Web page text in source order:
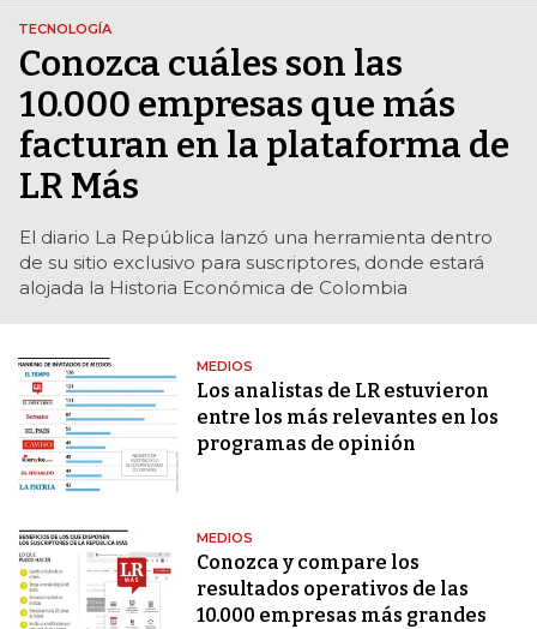
TECNOLOGÍA
Conozca cuáles son las
10.000 empresas que más
facturan en la plataforma de
LR Más
El diario La República lanzó una herramienta dentro
de su sitio exclusivo para suscriptores, donde estará
alojada la Historia Económica de Colombia
MEDIOS
Los analistas de LR estuvieron
entre los más relevantes en los
programas de opinión
MEDIOS
Conozca y compare los
resultados operativos de las
10.000 empresas más grandes